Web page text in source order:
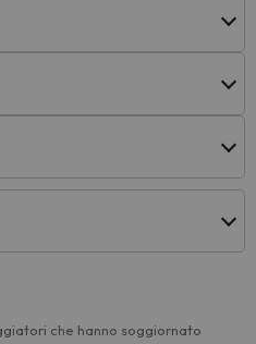
che hanno soggiornato